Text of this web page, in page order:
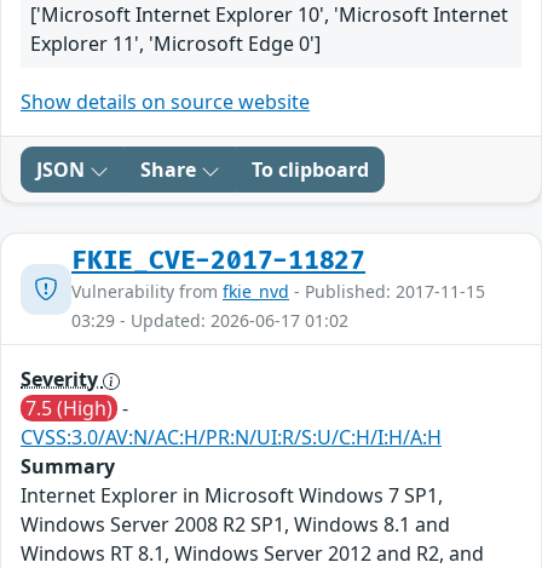
['Microsoft Internet Explorer 10', 'Microsoft Internet
Explorer 11', 'Microsoft Edge 0']
Show details on source website
JSON Share To clipboard
FKIE_CVE-2017-11827
Vulnerability from fkie_nvd - Published: 2017-11-15
03:29 - Updated: 2026-06-17 01:02
Severity
7.5 (High) -
CVSS:3.0/AV:N/AC:H/PR:N/UI:R/S:U/C:H/I:H/A:H
Summary
Internet Explorer in Microsoft Windows 7 SP1,
Windows Server 2008 R2 SP1, Windows 8.1 and
Windows RT 8.1, Windows Server 2012 and R2, and